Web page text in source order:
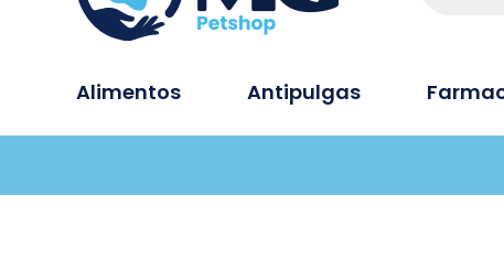
Alimentos Antipulgas